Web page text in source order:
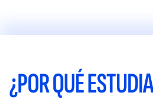
¿POR QUÉ